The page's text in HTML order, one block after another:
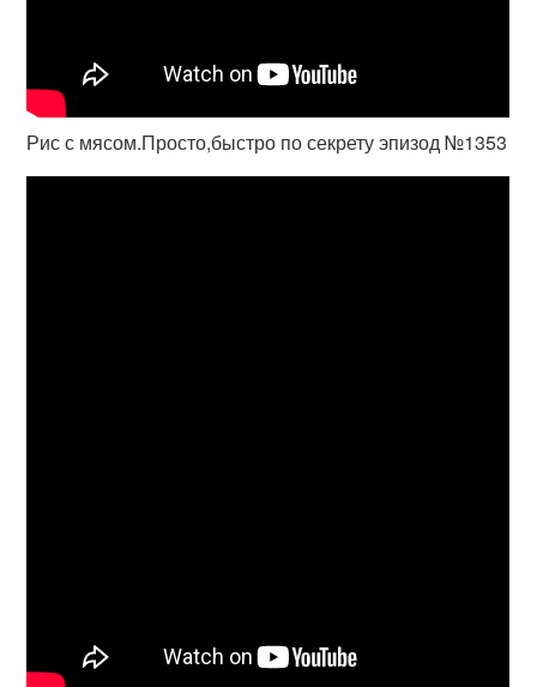
Рис с мясом.Просто,быстро по секрету эпизод №1353